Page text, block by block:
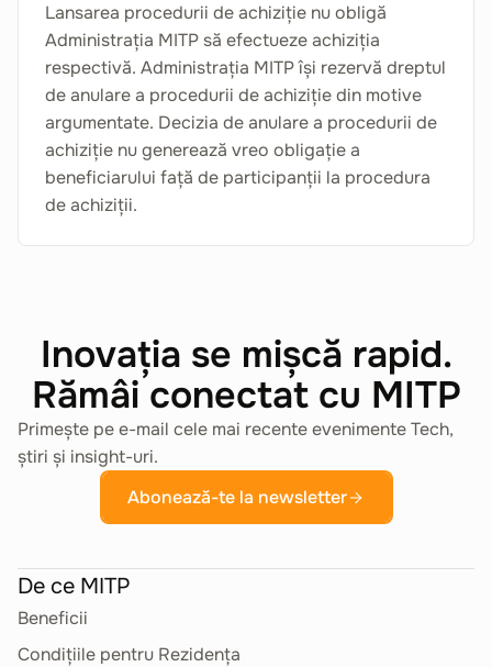
Lansarea procedurii de achiziție nu obligă
Administrația MITP să efectueze achiziția
respectivă. Administrația MITP își rezervă dreptul
de anulare a procedurii de achiziție din motive
argumentate. Decizia de anulare a procedurii de
achiziție nu generează vreo obligație a
beneficiarului față de participanții la procedura
de achiziții.
Inovația se mișcă rapid.
Rămâi conectat cu MITP
Primește pe e-mail cele mai recente evenimente Tech,
știri și insight-uri.
Abonează-te la newsletter
De ce MITP
Beneficii
Condițiile pentru Rezidența